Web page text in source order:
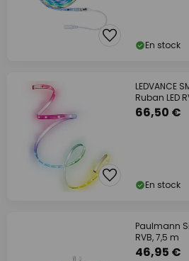
En stock
LEDVANCE
Ruban LED
66,50 €
En stock
Paulmann
RVB, 7,5 m
46,95 €